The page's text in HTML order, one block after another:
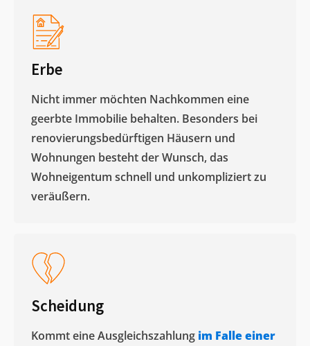
Erbe
Nicht immer möchten Nachkommen eine
geerbte Immobilie behalten. Besonders bei
renovierungsbedürftigen Häusern und
Wohnungen besteht der Wunsch, das
Wohneigentum schnell und unkompliziert zu
veräußern. ​
Scheidung
Kommt eine Ausgleichszahlung im Falle einer